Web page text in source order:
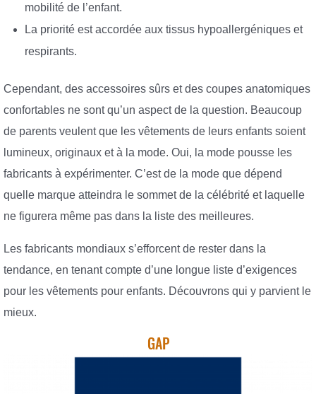
mobilité de l’enfant.
La priorité est accordée aux tissus hypoallergéniques et
respirants.
Cependant, des accessoires sûrs et des coupes anatomiques
confortables ne sont qu’un aspect de la question. Beaucoup
de parents veulent que les vêtements de leurs enfants soient
lumineux, originaux et à la mode. Oui, la mode pousse les
fabricants à expérimenter. C’est de la mode que dépend
quelle marque atteindra le sommet de la célébrité et laquelle
ne figurera même pas dans la liste des meilleures.
Les fabricants mondiaux s’efforcent de rester dans la
tendance, en tenant compte d’une longue liste d’exigences
pour les vêtements pour enfants. Découvrons qui y parvient le
mieux.
GAP